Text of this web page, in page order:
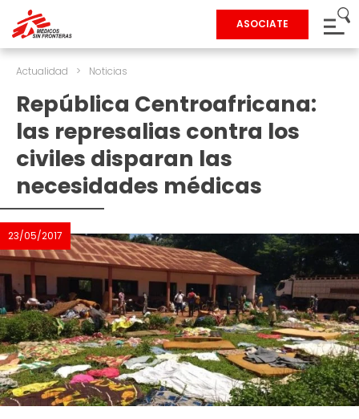
ASOCIATE
Actualidad > Noticias
República Centroafricana:
las represalias contra los
civiles disparan las
necesidades médicas
23/05/2017